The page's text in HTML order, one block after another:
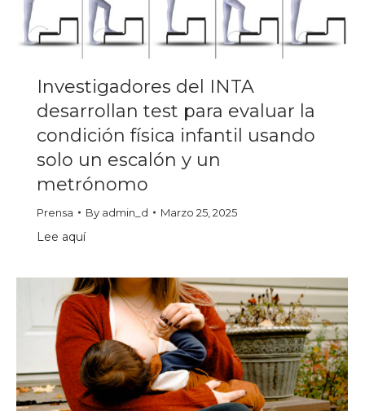
Investigadores del INTA
desarrollan test para evaluar la
condición física infantil usando
solo un escalón y un
metrónomo
Prensa By admin_d Marzo 25, 2025
Lee aquí